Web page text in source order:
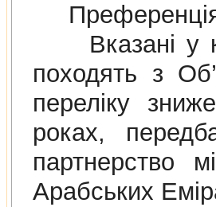
Вказані у
походять з
переліку
роках,
партнерство
Арабських